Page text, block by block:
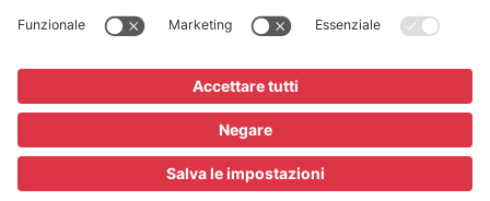
Impronta Privacy
Condizioni
Impostazioni della privacy
Glossario / FAQ
Downloads